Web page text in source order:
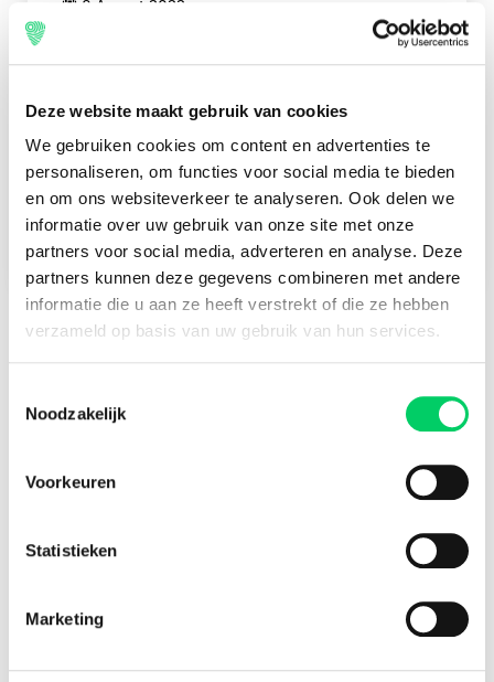
Deze website maakt gebruik van cookies
We gebruiken cookies om content en advertenties te
personaliseren, om functies voor social media te bieden
en om ons websiteverkeer te analyseren. Ook delen we
informatie over uw gebruik van onze site met onze
partners voor social media, adverteren en analyse. Deze
partners kunnen deze gegevens combineren met andere
informatie die u aan ze heeft verstrekt of die ze hebben
verzameld op basis van uw gebruik van hun services.
Noodzakelijk
Voorkeuren
Statistieken
Marketing
8 August 2022
16 August 2022
price pppn
€26,25
Book now